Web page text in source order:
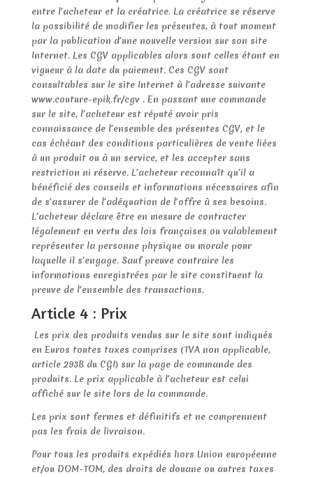
entre l’acheteur et la créatrice. La créatrice se réserve
la possibilité de modifier les présentes, à tout moment
par la publication d’une nouvelle version sur son site
Internet. Les CGV applicables alors sont celles étant en
vigueur à la date du paiement. Ces CGV sont
consultables sur le site Internet à l’adresse suivante
www.couture-epik.fr/cgv . En passant une commande
sur le site, l’acheteur est réputé avoir pris
connaissance de l’ensemble des présentes CGV, et le
cas échéant des conditions particulières de vente liées
à un produit ou à un service, et les accepter sans
restriction ni réserve. L’acheteur reconnaît qu’il a
bénéficié des conseils et informations nécessaires afin
de s’assurer de l’adéquation de l’offre à ses besoins.
L’acheteur déclare être en mesure de contracter
légalement en vertu des lois françaises ou valablement
représenter la personne physique ou morale pour
laquelle il s’engage. Sauf preuve contraire les
informations enregistrées par le site constituent la
preuve de l’ensemble des transactions.
Article 4 : Prix
Les prix des produits vendus sur le site sont indiqués
en Euros toutes taxes comprises (TVA non applicable,
article 293B du CGI) sur la page de commande des
produits. Le prix applicable à l’acheteur est celui
affiché sur le site lors de la commande.
Les prix sont fermes et définitifs et ne comprennent
pas les frais de livraison.
Pour tous les produits expédiés hors Union européenne
et/ou DOM-TOM, des droits de douane ou autres taxes